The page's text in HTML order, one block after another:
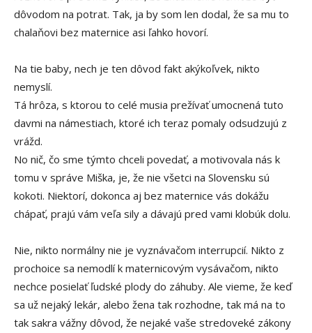
dôvodom na potrat. Tak, ja by som len dodal, že sa mu to
chalaňovi bez maternice asi ľahko hovorí.
Na tie baby, nech je ten dôvod fakt akýkoľvek, nikto
nemyslí.
Tá hrôza, s ktorou to celé musia prežívať umocnená tuto
davmi na námestiach, ktoré ich teraz pomaly odsudzujú z
vrážd.
No nič, čo sme týmto chceli povedať, a motivovala nás k
tomu v správe Miška, je, že nie všetci na Slovensku sú
kokoti. Niektorí, dokonca aj bez maternice vás dokážu
chápať, prajú vám veľa sily a dávajú pred vami klobúk dolu.
Nie, nikto normálny nie je vyznávačom interrupcií. Nikto z
prochoice sa nemodlí k maternicovým vysávačom, nikto
nechce posielať ľudské plody do záhuby. Ale vieme, že keď
sa už nejaký lekár, alebo žena tak rozhodne, tak má na to
tak sakra vážny dôvod, že nejaké vaše stredoveké zákony